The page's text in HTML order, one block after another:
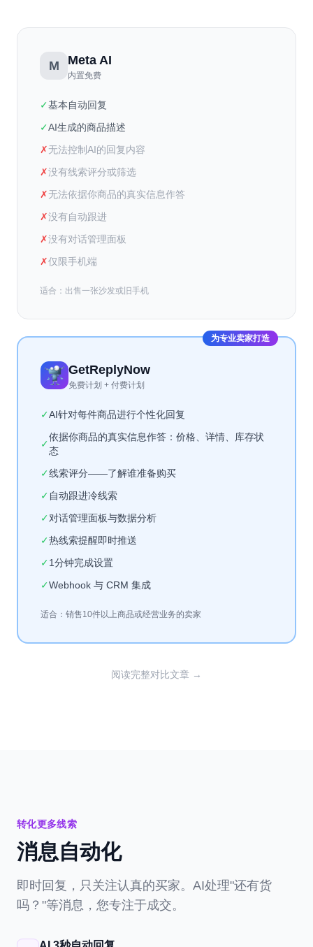
M Meta AI
内置免费
✓基本自动回复
✓AI生成的商品描述
✗无法控制AI的回复内容
✗没有线索评分或筛选
✗无法依据你商品的真实信息作答
✗没有自动跟进
✗没有对话管理面板
✗仅限手机端
适合：出售一张沙发或旧手机
为专业卖家打造
GetReplyNow
免费计划 + 付费计划
✓AI针对每件商品进行个性化回复
✓
依据你商品的真实信息作答：价格、详情、库存状
态
✓线索评分——了解谁准备购买
✓ 自动跟进冷线索
✓对话管理面板与数据分析
✓热线索提醒即时推送
✓1分钟完成设置
✓Webhook 与 CRM 集成
适合：销售10件以上商品或经营业务的卖家
阅读完整对比文章 →
转化更多线索
消息自动化
即时回复，只关注认真的买家。AI处理"还有货
吗？"等消息，您专注于成交。